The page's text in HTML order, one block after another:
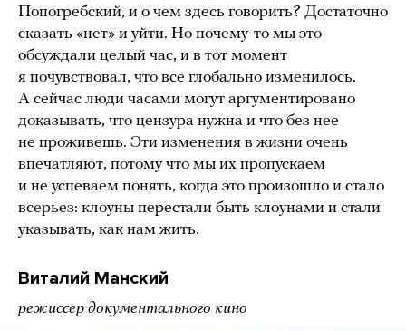
Попогребский, и о чем здесь говорить? Достаточно
сказать «нет» и уйти. Но почему-то мы это
обсуждали целый час, и в тот момент
я почувствовал, что все глобально изменилось.
А сейчас люди часами могут аргументировано
доказывать, что цензура нужна и что без нее
не проживешь. Эти изменения в жизни очень
впечатляют, потому что мы их пропускаем
и не успеваем понять, когда это произошло и стало
всерьез: клоуны перестали быть клоунами и стали
указывать, как нам жить.
Виталий Манский
режиссер документального кино